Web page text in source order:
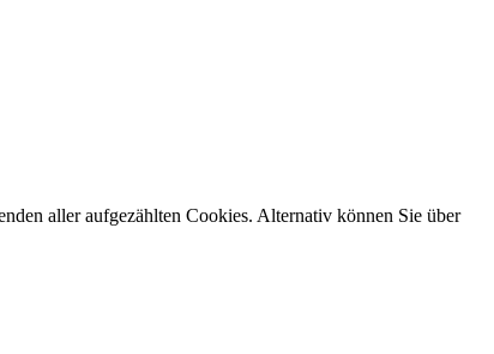
aller aufgezählten Cookies. Alternativ können Sie über